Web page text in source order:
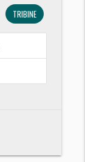
TRIBINE